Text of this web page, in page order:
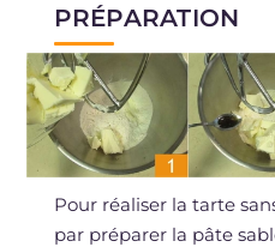
PRÉPARATION
Pour réaliser la tarte
par préparer la pâte